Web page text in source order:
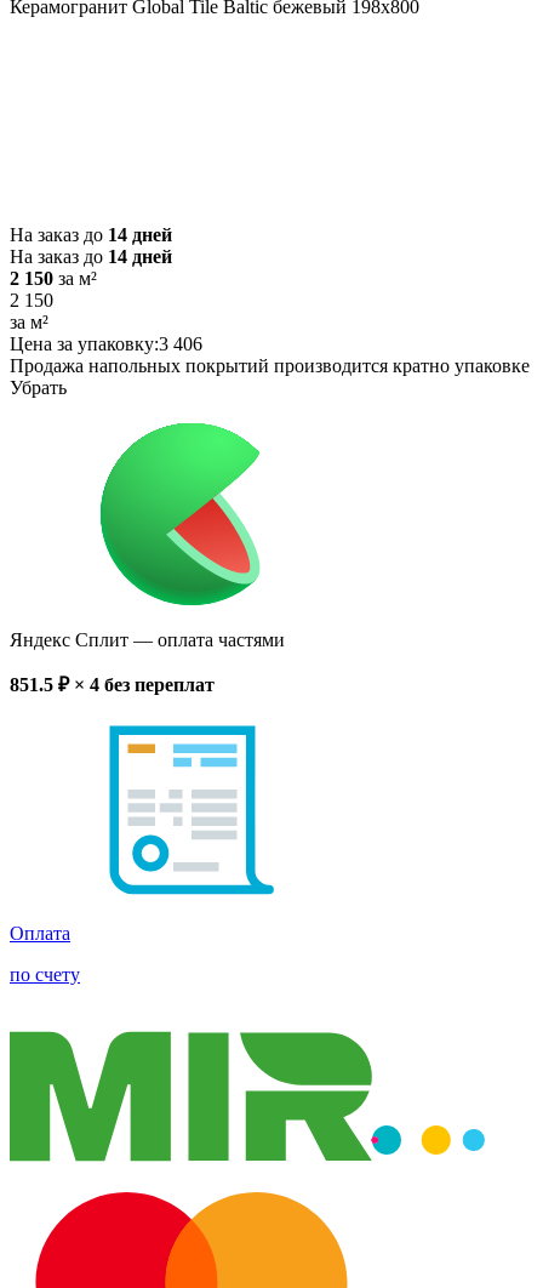
Керамогранит Global Tile Baltic бежевый 198x800
На заказ до 14 дней
На заказ до 14 дней
2 150 за м²
2 150
за м²
Цена за упаковку:3 406
Продажа напольных покрытий производится кратно упаковке
Убрать
Яндекс Сплит — оплата частями
851.5 ₽ × 4 без переплат
Оплата
по счету